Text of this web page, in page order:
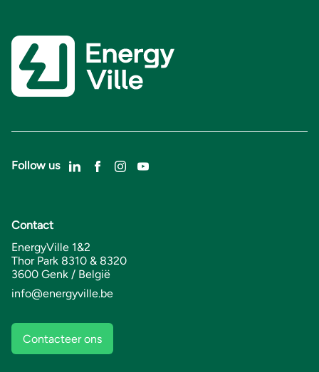
Follow us
Contact
EnergyVille 1&2
Thor Park 8310 & 8320
3600 Genk / België
info@energyville.be
Contacteer ons